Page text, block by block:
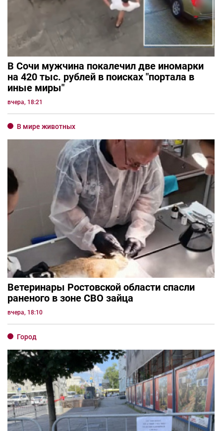
В Сочи мужчина покалечил две иномарки
на 420 тыс. рублей в поисках "портала в
иные миры"
вчера, 18:21
В мире животных
Ветеринары Ростовской области спасли
раненого в зоне СВО зайца
вчера, 18:10
Город